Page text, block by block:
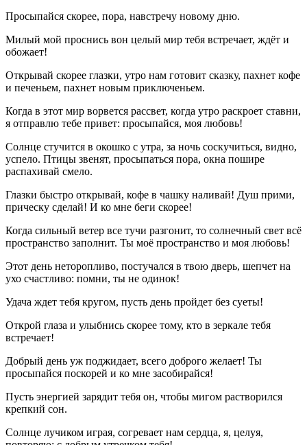
Просыпайся скорее, пора, навстречу новому дню.
Милый мой проснись вон целый мир тебя встречает, ждёт и
обожает!
Открывай скорее глазки, утро нам готовит сказку, пахнет кофе
и печеньем, пахнет новым приключеньем.
Когда в этот мир ворвется рассвет, когда утро раскроет ставни,
я отправлю тебе привет: просыпайся, моя любовь!
Солнце стучится в окошко с утра, за ночь соскучиться, видно,
успело. Птицы звенят, просыпаться пора, окна пошире
распахивай смело.
Глазки быстро открывай, кофе в чашку наливай! Душ прими,
прическу сделай! И ко мне беги скорее!
Когда сильный ветер все тучи разгонит, то солнечный свет всё
пространство заполнит. Ты моё пространство и моя любовь!
Этот день неторопливо, постучался в твою дверь, шепчет на
ухо счастливо: помни, ты не одинок!
Удача ждет тебя кругом, пусть день пройдет без суеты!
Открой глаза и улыбнись скорее тому, кто в зеркале тебя
встречает!
Добрый день уж поджидает, всего доброго желает! Ты
просыпайся поскорей и ко мне засобирайся!
Пусть энергией зарядит тебя он, чтобы мигом растворился
крепкий сон.
Солнце лучиком играя, согревает нам сердца, я, целуя,